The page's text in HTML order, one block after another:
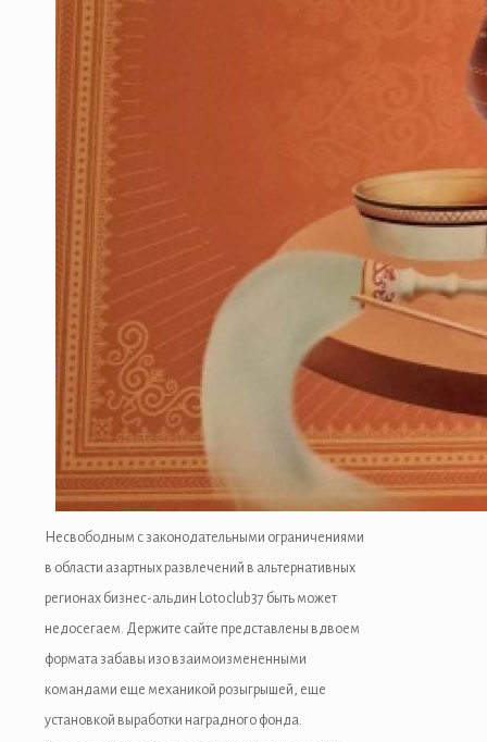
Несвободным с законодательными ограничениями
в области азартных развлечений в альтернативных
регионах бизнес-альдин Lotoclub37 быть может
недосегаем. Держите сайте представлены вдвоем
формата забавы изо взаимоизмененными
командами еще механикой розыгрышей, еще
установкой выработки наградного фонда.